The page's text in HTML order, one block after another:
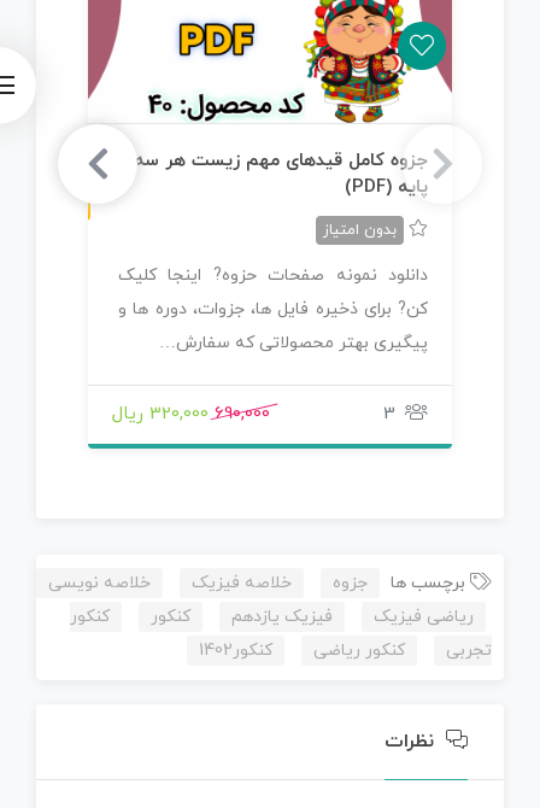
جزوه کامل قیدهای مهم زیست هر سه
پایه (PDF)
ن
س
خ
ه
P
D
F
بدون امتیاز
دانلود نمونه صفحات حزوه? اینجا کلیک
کن? برای ذخیره فایل ها، جزوات، دوره ها و
پیگیری بهتر محصولاتی که سفارش…
3
690,000 320,000 ریال
برچسب ها جزوه خلاصه فیزیک
خلاصه نویسی
ریاضی فیزیک
فیزیک یازدهم کنکور
کنکور
تجربی
کنکور ریاضی کنکور1402
نظرات